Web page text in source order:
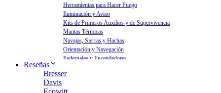
Herramientas para Hacer Fuego
Iluminación y Aviso
Kits de Primeros Auxilios y de Supervivencia
Mantas Térmicas
Navajas, Sierras y Hachas
Orientación y Navegación
Pedernales y Encendedores
Aves y Jardín
Bebederos para Aves
Reseñas
Bresser
Davis
Ecowitt